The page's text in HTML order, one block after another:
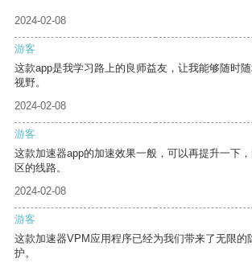
2024-02-08
游客
这款app是我学习路上的良师益友，让我能够随时
视野。
2024-02-08
游客
这款加速器app的加速效果一般，可以再提升一下
区的线路。
2024-02-08
游客
这款加速器VPM应用程序已经为我们带来了无限的
护。